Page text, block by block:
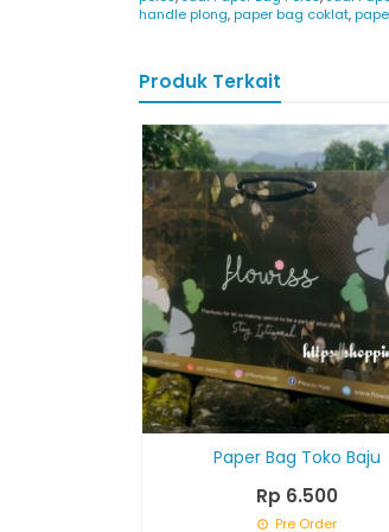
handle plong,paper bag coklat,
Produk Terkait
Paper Bag Toko Baju
Rp 6.500
Pre Order